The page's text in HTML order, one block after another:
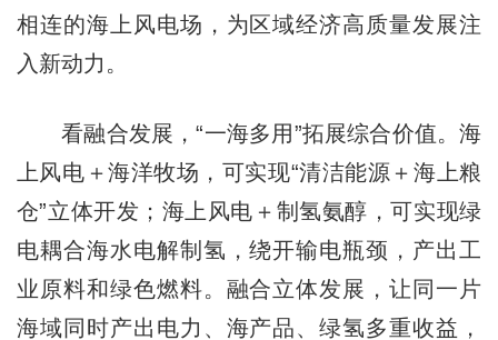
相连的海上风电场，为区域经济高质量发展注
入新动力。
看融合发展，“一海多用”拓展综合价值。海
上风电＋海洋牧场，可实现“清洁能源＋海上粮
仓”立体开发；海上风电＋制氢氨醇，可实现绿
电耦合海水电解制氢，绕开输电瓶颈，产出工
业原料和绿色燃料。融合立体发展，让同一片
海域同时产出电力、海产品、绿氢多重收益，